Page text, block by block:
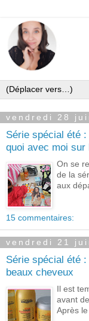
vendredi 28
Série spécial été
quoi avec moi sur
On se
de la
aux
15 commentaires:
vendredi 21
Série spécial été
beaux cheveux
Il est
avant
Après